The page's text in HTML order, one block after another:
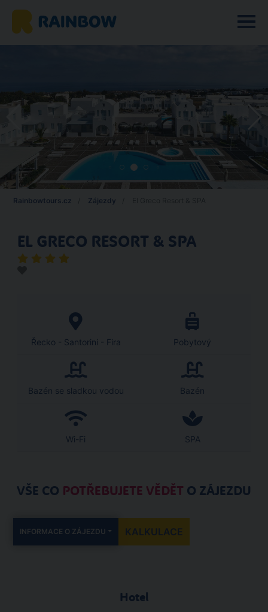
Rainbowtours.cz Zájezdy
EL GRECO RESORT & SPA
Řecko - Santorini - Fira Pobytový
Bazén se sladkou vodou Bazén
Wi-Fi SPA
VŠE CO POTŘEBUJETE VĚDĚT O ZÁJEZDU
INFORMACE O ZÁJEZDU KALKULACE
Hotel